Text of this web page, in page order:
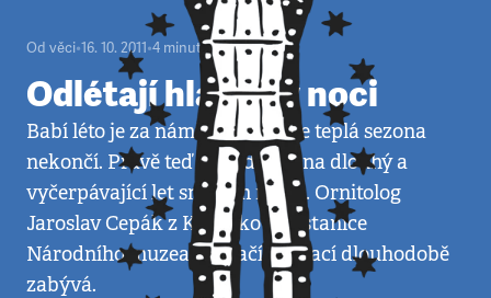
Od věci•16. 10. 2011•4 minuty
Odlétají hlavně v noci
Babí léto je za námi, ptákům ale teplá sezona
nekončí. Právě teď se vydávají na dlouhý a
vyčerpávající let směrem na jih. Ornitolog
Jaroslav Cepák z Kroužkovací stanice
Národního muzea se ptačí migrací dlouhodobě
zabývá.